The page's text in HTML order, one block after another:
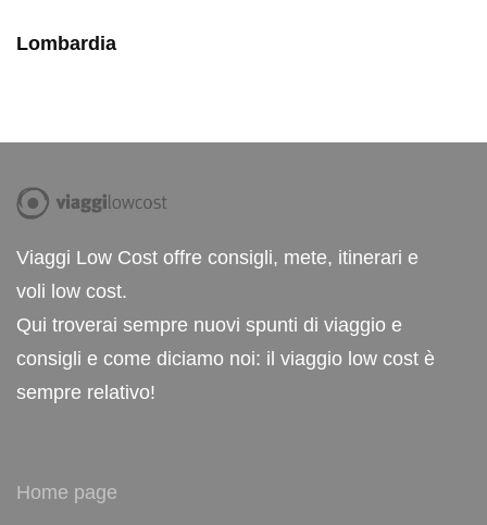
Lombardia
Viaggi Low Cost offre consigli, mete, itinerari e
voli low cost.
Qui troverai sempre nuovi spunti di viaggio e
consigli e come diciamo noi: il viaggio low cost è
sempre relativo!
Home page